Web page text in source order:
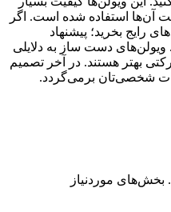
آن‌ها استفاده شده است. اگر
رایج بخرید؛ پیشنهاد
ویولن‌های دست ساز به دلایلی
بهتر هستند. در آخر تصمیم
شخصی‌تان برمی‌گردد.
بخش‌های موردنیاز